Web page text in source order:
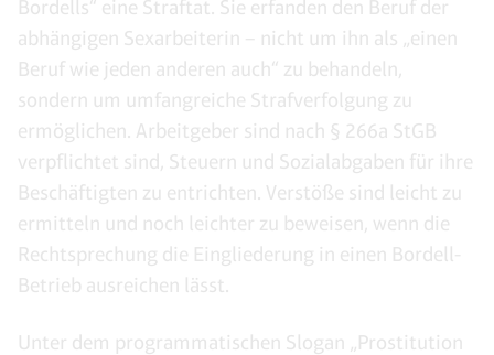
Bordells“ eine Straftat. Sie erfanden den Beruf der
abhängigen Sexarbeiterin – nicht um ihn als „einen
Beruf wie jeden anderen auch“ zu behandeln,
sondern um umfangreiche Strafverfolgung zu
ermöglichen. Arbeitgeber sind nach § 266a StGB
verpflichtet sind, Steuern und Sozialabgaben für ihre
Beschäftigten zu entrichten. Verstöße sind leicht zu
ermitteln und noch leichter zu beweisen, wenn die
Rechtsprechung die Eingliederung in einen Bordell-
Betrieb ausreichen lässt.
Unter dem programmatischen Slogan „Prostitution